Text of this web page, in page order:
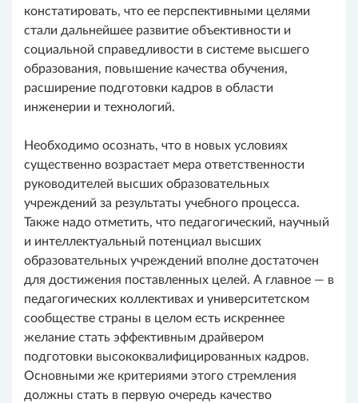
констатировать, что ее перспективными целями
стали дальнейшее развитие объективности и
социальной справедливости в системе высшего
образования, повышение качества обучения,
расширение подготовки кадров в области
инженерии и технологий.
Необходимо осознать, что в новых условиях
существенно возрастает мера ответственности
руководителей высших образовательных
учреждений за результаты учебного процесса.
Также надо отметить, что педагогический, научный
и интеллектуальный потенциал высших
образовательных учреждений вполне достаточен
для достижения поставленных целей. А главное — в
педагогических коллективах и университетском
сообществе страны в целом есть искреннее
желание стать эффективным драйвером
подготовки высококвалифицированных кадров.
Основными же критериями этого стремления
должны стать в первую очередь качество